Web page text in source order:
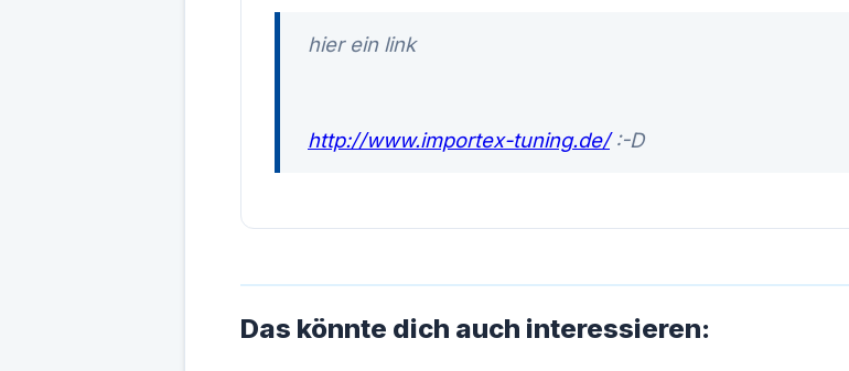
hier ein link
http://www.importex-tuning.de/:-D
Das könnte dich auch interessieren: